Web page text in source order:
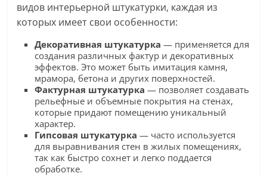
видов интерьерной штукатурки, каждая из
которых имеет свои особенности:
Декоративная штукатурка — применяется для
создания различных фактур и декоративных
эффектов. Это может быть имитация камня,
мрамора, бетона и других поверхностей.
Фактурная штукатурка — позволяет создавать
рельефные и объемные покрытия на стенах,
которые придают помещению уникальный
характер.
Гипсовая штукатурка — часто используется
для выравнивания стен в жилых помещениях,
так как быстро сохнет и легко поддается
обработке.